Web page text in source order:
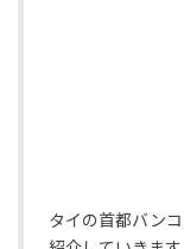
タイの首都バン